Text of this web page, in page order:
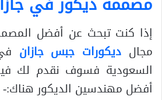
إذا كنت تبحث عن أفضل
مجال ديكورات جبس جازان
السعودية فسوف نقدم لك
أفضل مهندسين الديكور هناك:-